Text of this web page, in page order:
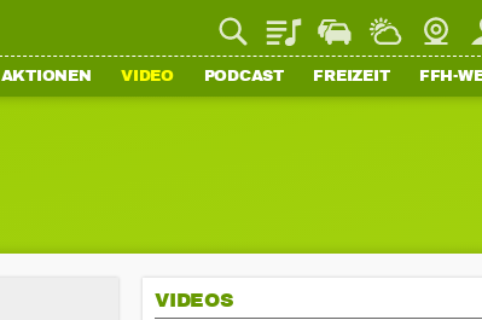
PlaylistStaupilotWetter
AKTIONEN VIDEO PODCAST FREIZEIT FFH-
VIDEOS